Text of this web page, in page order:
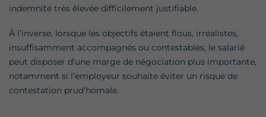
indemnité très élevée difficilement justifiable.
À l’inverse, lorsque les objectifs étaient flous, irréalistes,
insuffisamment accompagnés ou contestables, le salarié
peut disposer d’une marge de négociation plus importante,
notamment si l’employeur souhaite éviter un risque de
contestation prud’homale.